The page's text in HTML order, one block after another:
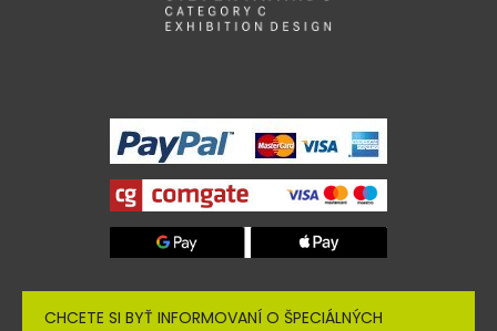
CHCETE SI BYŤ INFORMOVANÍ O ŠPECIÁLNÝCH